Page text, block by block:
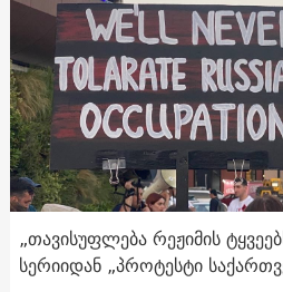
„თავისუფლება რეჟიმის
სერიიდან „პროტესტი